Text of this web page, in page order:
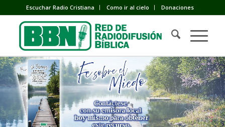
Escuchar Radio Cristiana Como ir al cielo Donaciones